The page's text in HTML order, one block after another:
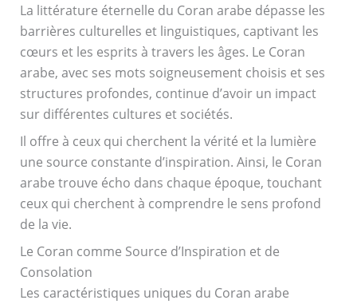
La littérature éternelle du Coran arabe dépasse les
barrières culturelles et linguistiques, captivant les
cœurs et les esprits à travers les âges. Le Coran
arabe, avec ses mots soigneusement choisis et ses
structures profondes, continue d’avoir un impact
sur différentes cultures et sociétés.
Il offre à ceux qui cherchent la vérité et la lumière
une source constante d’inspiration. Ainsi, le Coran
arabe trouve écho dans chaque époque, touchant
ceux qui cherchent à comprendre le sens profond
de la vie.
Le Coran comme Source d’Inspiration et de
Consolation
Les caractéristiques uniques du Coran arabe